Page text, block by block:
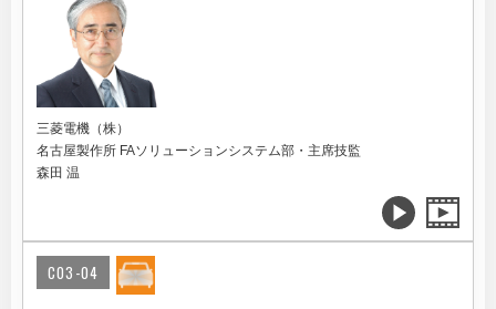
三菱電機（株）
名古屋製作所 FAソリューションシステム部・主席技監
森田 温
C03-04